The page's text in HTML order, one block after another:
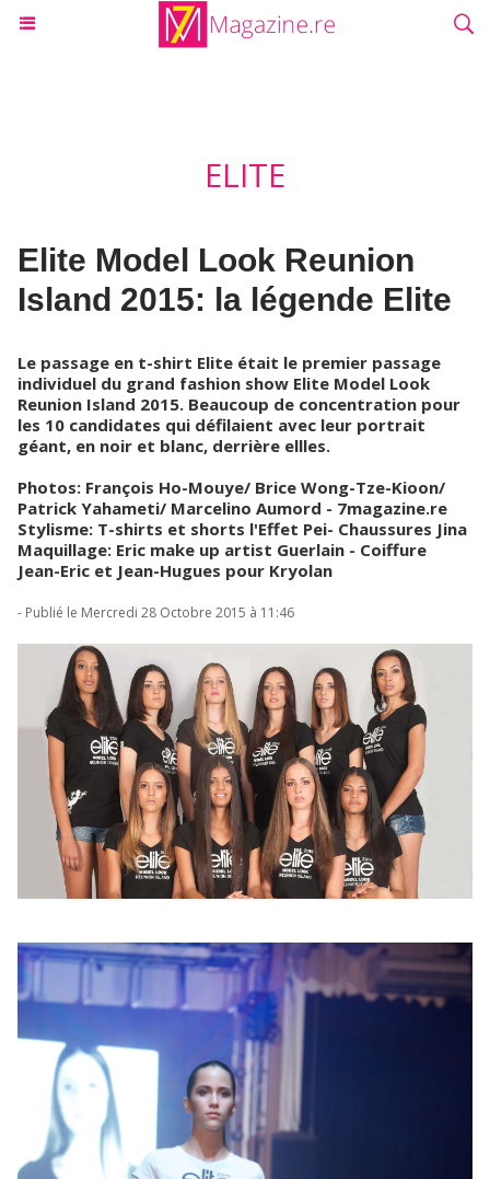
ELITE
Elite Model Look Reunion
Island 2015: la légende Elite
Le passage en t-shirt Elite était le premier passage
individuel du grand fashion show Elite Model Look
Reunion Island 2015. Beaucoup de concentration pour
les 10 candidates qui défilaient avec leur portrait
géant, en noir et blanc, derrière ellles.
Photos: François Ho-Mouye/ Brice Wong-Tze-Kioon/
Patrick Yahameti/ Marcelino Aumord - 7magazine.re
Stylisme: T-shirts et shorts l'Effet Pei- Chaussures Jina
Maquillage: Eric make up artist Guerlain - Coiffure
Jean-Eric et Jean-Hugues pour Kryolan
- Publié le Mercredi 28 Octobre 2015 à 11:46